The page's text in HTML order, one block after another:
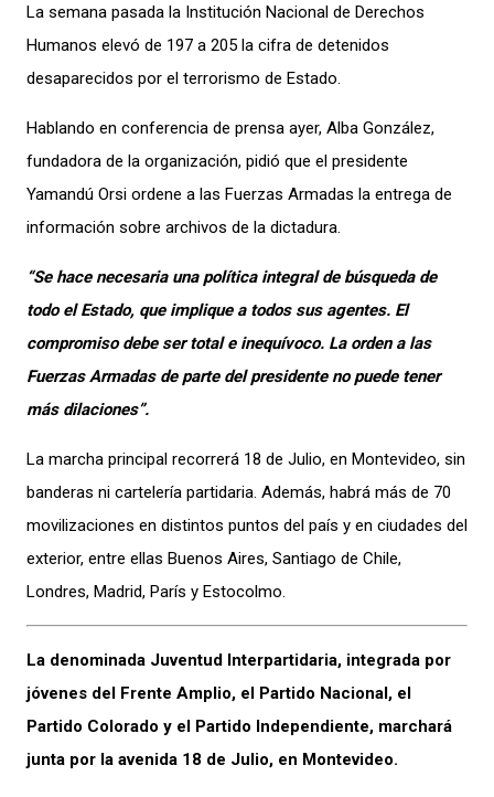
La semana pasada la Institución Nacional de Derechos
Humanos elevó de 197 a 205 la cifra de detenidos
desaparecidos por el terrorismo de Estado.
Hablando en conferencia de prensa ayer, Alba González,
fundadora de la organización, pidió que el presidente
Yamandú Orsi ordene a las Fuerzas Armadas la entrega de
información sobre archivos de la dictadura.
“Se hace necesaria una política integral de búsqueda de
todo el Estado, que implique a todos sus agentes. El
compromiso debe ser total e inequívoco. La orden a las
Fuerzas Armadas de parte del presidente no puede tener
más dilaciones”.
La marcha principal recorrerá 18 de Julio, en Montevideo, sin
banderas ni cartelería partidaria. Además, habrá más de 70
movilizaciones en distintos puntos del país y en ciudades del
exterior, entre ellas Buenos Aires, Santiago de Chile,
Londres, Madrid, París y Estocolmo.
La denominada Juventud Interpartidaria, integrada por
jóvenes del Frente Amplio, el Partido Nacional, el
Partido Colorado y el Partido Independiente, marchará
junta por la avenida 18 de Julio, en Montevideo.